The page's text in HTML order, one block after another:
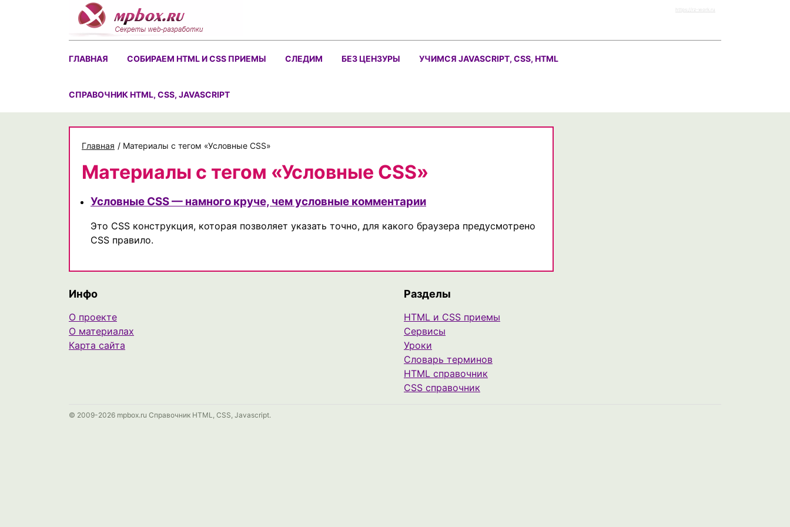
https://rz-work.ru
ГЛАВНАЯ СОБИРАЕМ HTML И CSS ПРИЕМЫ СЛЕДИМ БЕЗ ЦЕНЗУРЫ УЧИМСЯ JAVASCRIPT, CSS, HTML
CПРАВОЧНИК HTML, CSS, JAVASCRIPT
Главная / Материалы с тегом «Условные CSS»
Материалы с тегом «Условные CSS»
Условные CSS — намного круче, чем условные комментарии
Это CSS конструкция, которая позволяет указать точно, для какого браузера предусмотрено
CSS правило.
Инфо
О проекте
О материалах
Карта сайта
Разделы
HTML и CSS приемы
Сервисы
Уроки
Cловарь терминов
HTML справочник
CSS справочник
© 2009-2026 mpbox.ru Справочник HTML, CSS, Javascript.